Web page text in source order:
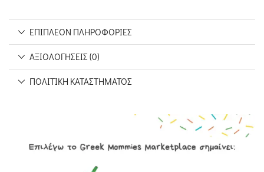
ΕΠΙΠΛΈΟΝ ΠΛΗΡΟΦΟΡΊΕΣ
ΑΞΙΟΛΟΓΉΣΕΙΣ (0)
ΠΟΛΙΤΙΚΉ ΚΑΤΑΣΤΉΜΑΤΟΣ